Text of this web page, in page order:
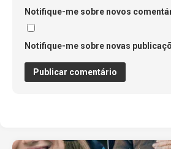
Notifique-me sobre novos
Notifique-me sobre novas